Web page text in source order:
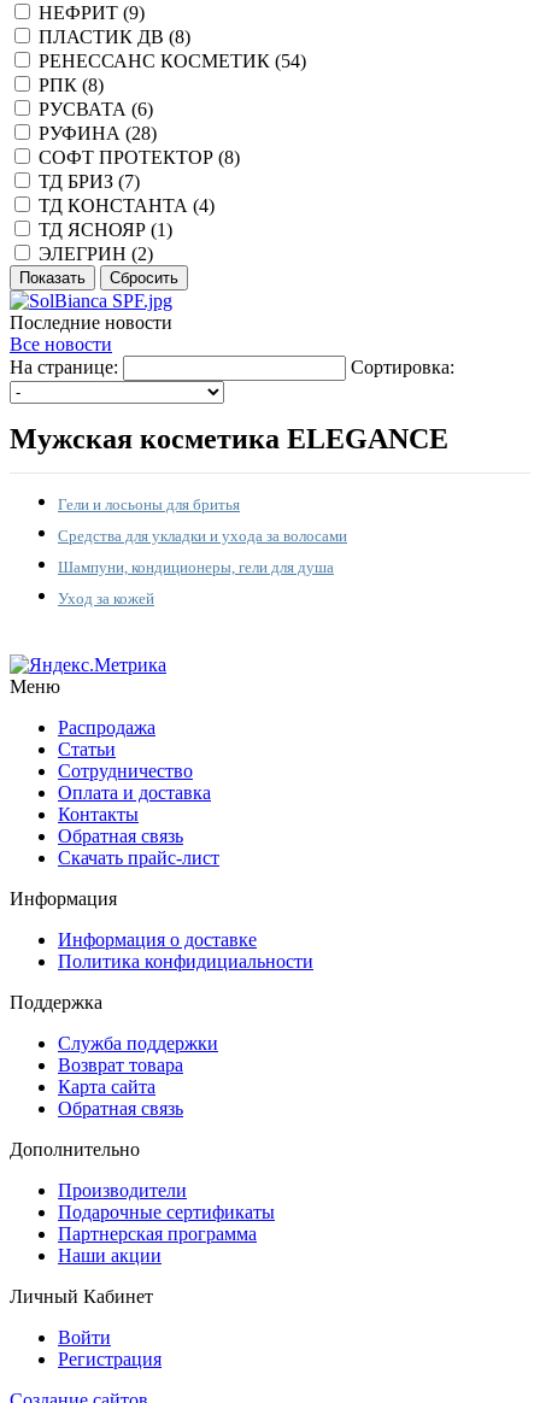
НЕФРИТ (9)
ПЛАСТИК ДВ (8)
РЕНЕССАНС КОСМЕТИК (54)
РПК (8)
РУСВАТА (6)
РУФИНА (28)
СОФТ ПРОТЕКТОР (8)
ТД БРИЗ (7)
ТД КОНСТАНТА (4)
ТД ЯСНОЯР (1)
ЭЛЕГРИН (2)
Последние новости
Все новости
На странице:
Сортировка:
Мужская косметика ELEGANCE
Гели и лосьоны для бритья
Средства для укладки и ухода за волосами
Шампуни, кондиционеры, гели для душа
Уход за кожей
Меню
Распродажа
Статьи
Сотрудничество
Оплата и доставка
Контакты
Обратная связь
Скачать прайс-лист
Информация
Информация о доставке
Политика конфидициальности
Поддержка
Служба поддержки
Возврат товара
Карта сайта
Обратная связь
Дополнительно
Производители
Подарочные сертификаты
Партнерская программа
Наши акции
Личный Кабинет
Войти
Регистрация